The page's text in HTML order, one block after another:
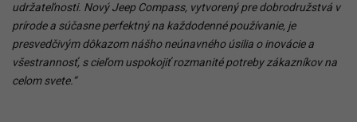
udržateľnosti. Nový Jeep Compass, vytvorený pre dobrodružstvá v
prírode a súčasne perfektný na každodenné používanie, je
presvedčivým dôkazom nášho neúnavného úsilia o inovácie a
všestrannosť, s cieľom uspokojiť rozmanité potreby zákazníkov na
celom svete.“